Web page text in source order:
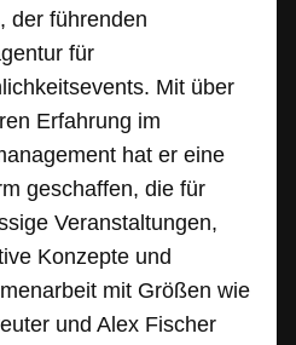
der führenden
für
Mit über
Erfahrung im
hat er eine
geschaffen, die für
Veranstaltungen,
Konzepte und
mit Größen wie
und Alex Fischer